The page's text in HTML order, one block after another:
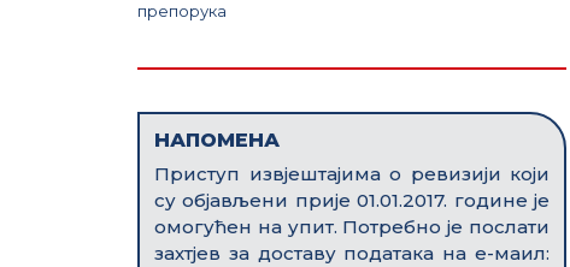
препорука
НАПОМЕНА
Приступ извјештајима о ревизији који
су објављени прије 01.01.2017. године је
омогућен на упит. Потребно је послати
захтјев за доставу података на е-маил: